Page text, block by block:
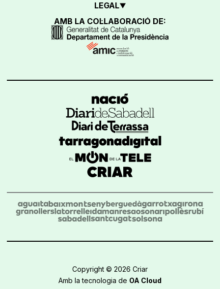
LEGAL
AMB LA COL·LABORACIÓ DE:
Copyright © 2026 Criar
Amb la tecnologia de OA Cloud